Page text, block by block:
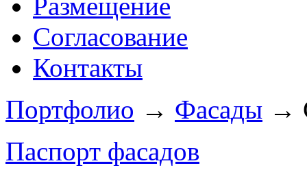
Согласование
Контакты
Портфолио → Фасады →
Паспорт фасадов